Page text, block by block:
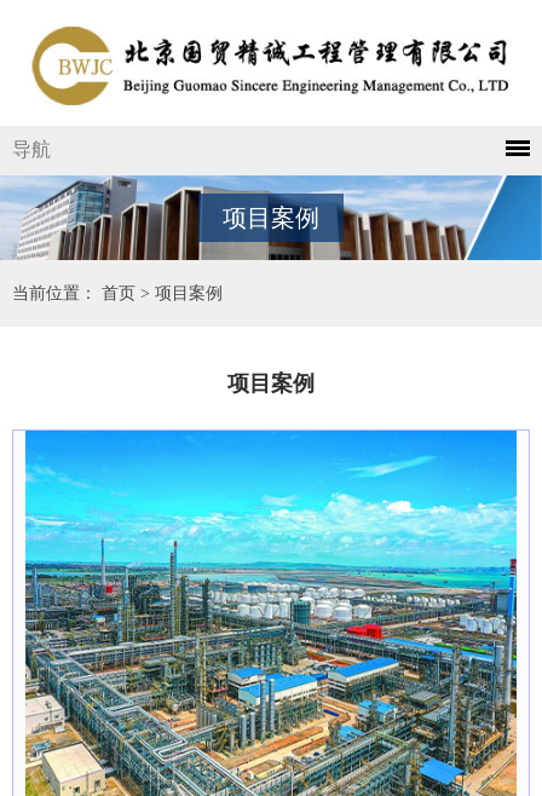
导航
项目案例
当前位置： 首页 > 项目案例
项目案例